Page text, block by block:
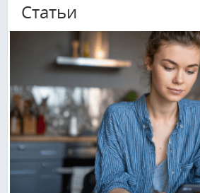
Cтатьи